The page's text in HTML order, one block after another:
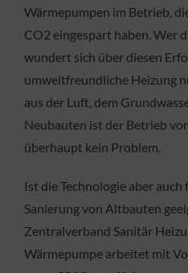
Wärmepumpen im Betrieb,
CO2 eingespart haben. Wer
wundert sich über diesen
umweltfreundliche Heizung
aus der Luft, dem
Neubauten ist der Betrieb
überhaupt kein Problem.
Ist die Technologie aber auch
Sanierung von Altbauten
Zentralverband Sanitär
Wärmepumpe arbeitet mit